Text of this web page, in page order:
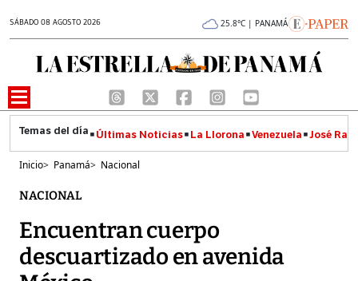
SÁBADO 08 AGOSTO 2026 25.8°C | PANAMÁ
Últimas Noticias La Llorona Venezuela José
Inicio> Panamá> Nacional
NACIONAL
Encuentran cuerpo
descuartizado en avenida